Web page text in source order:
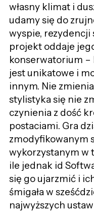
własny klimat i
udamy się do
wyspie, rezydencji
projekt oddaje
konserwatorium –
jest unikatowe i
innym. Nie
stylistyka się nie
czynienia z dość
postaciami. Gra
zmodyfikowanym
wykorzystanym w
ile jednak id
się go ujarzmić i
śmigała w
najwyższych